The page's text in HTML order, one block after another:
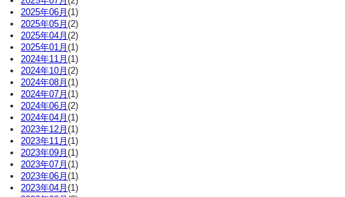
2025年06月 (1)
2025年05月 (2)
2025年04月 (2)
2025年01月 (1)
2024年11月 (1)
2024年10月 (2)
2024年08月 (1)
2024年07月 (1)
2024年06月 (2)
2024年04月 (1)
2023年12月 (1)
2023年11月 (1)
2023年09月 (1)
2023年07月 (1)
2023年06月 (1)
2023年04月 (1)